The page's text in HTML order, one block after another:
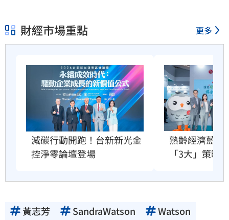
財經市場重點 更多
減碳行動開跑！台新新光金
控淨零論壇登場
熟齡經濟藍海
「3大」策略
黃志芳 SandraWatson
Watson